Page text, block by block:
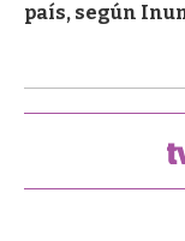
país, según